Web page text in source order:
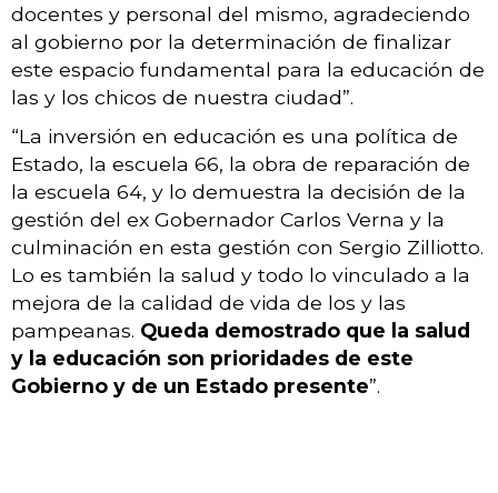
docentes y personal del mismo, agradeciendo
al gobierno por la determinación de finalizar
este espacio fundamental para la educación de
las y los chicos de nuestra ciudad”.
“La inversión en educación es una política de
Estado, la escuela 66, la obra de reparación de
la escuela 64, y lo demuestra la decisión de la
gestión del ex Gobernador Carlos Verna y la
culminación en esta gestión con Sergio Zilliotto.
Lo es también la salud y todo lo vinculado a la
mejora de la calidad de vida de los y las
pampeanas. Queda demostrado que la salud
y la educación son prioridades de este
Gobierno y de un Estado presente”.